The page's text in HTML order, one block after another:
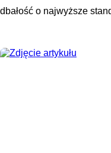
dbałość o najwyższe